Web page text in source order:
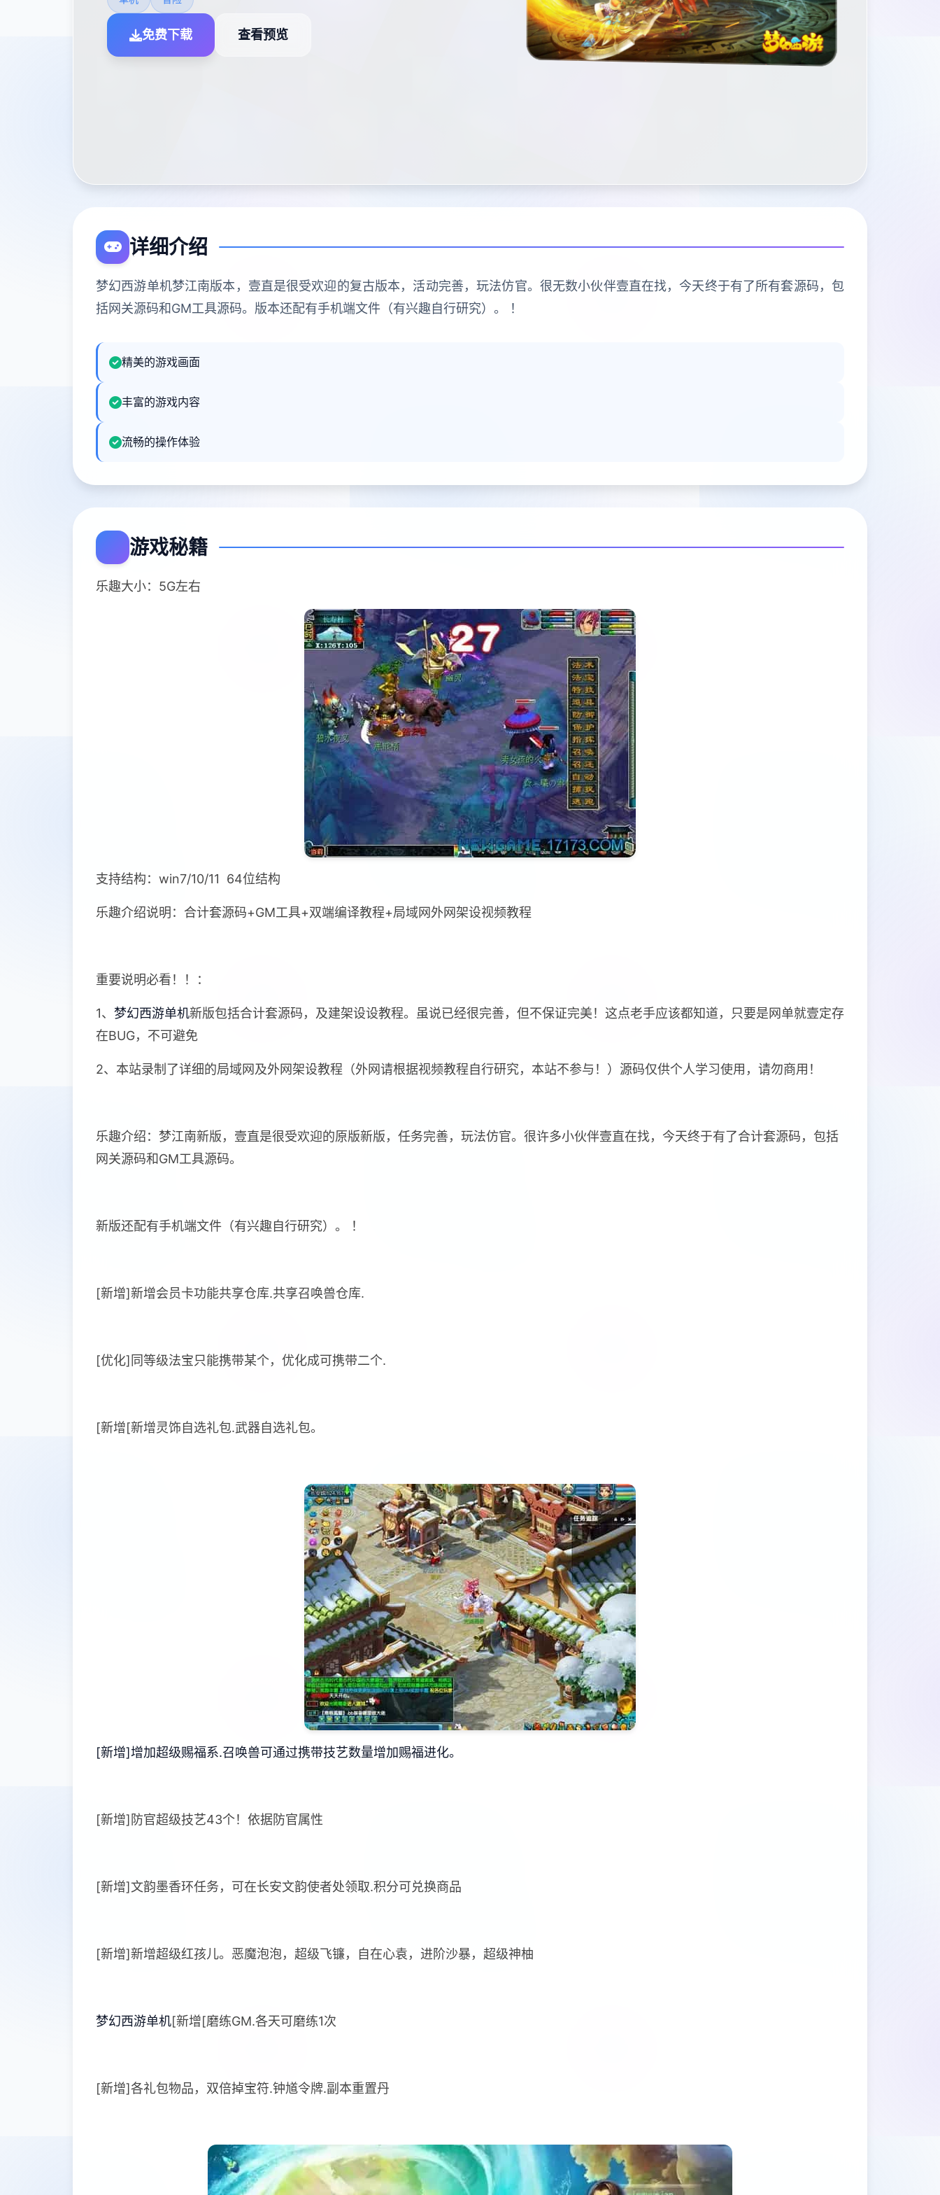
免费下载 查看预览
详细介绍
梦幻西游单机梦江南版本，壹直是很受欢迎的复古版本，活动完善，玩法仿官。很无数小伙伴壹直在找，今天终于有了所有套源码，包
括网关源码和GM工具源码。版本还配有手机端文件（有兴趣自行研究）。 ！
精美的游戏画面
丰富的游戏内容
流畅的操作体验
游戏秘籍
乐趣大小：5G左右
支持结构：win7/10/11 64位结构
乐趣介绍说明：合计套源码+GM工具+双端编译教程+局域网外网架设视频教程
重要说明必看！！：
1、 梦幻西游单机新版包括合计套源码，及建架设设教程。虽说已经很完善，但不保证完美！这点老手应该都知道，只要是网单就壹定存
在BUG，不可避免
2、本站录制了详细的局域网及外网架设教程（外网请根据视频教程自行研究，本站不参与！）源码仅供个人学习使用，请勿商用！
乐趣介绍：梦江南新版，壹直是很受欢迎的原版新版，任务完善，玩法仿官。很许多小伙伴壹直在找，今天终于有了合计套源码，包括
网关源码和GM工具源码。
新版还配有手机端文件（有兴趣自行研究）。 ！
[新增]新增会员卡功能共享仓库.共享召唤兽仓库.
[优化]同等级法宝只能携带某个，优化成可携带二个.
[新增[新增灵饰自选礼包.武器自选礼包。
[新增]增加超级赐福系.召唤兽可通过携带技艺数量增加赐福进化。
[新增]防官超级技艺43个！依据防官属性
[新增]文韵墨香环任务，可在长安文韵使者处领取.积分可兑换商品
[新增]新增超级红孩儿。恶魔泡泡，超级飞镰，自在心袁，进阶沙暴，超级神柚
梦幻西游单机[新增[磨练GM.各天可磨练1次
[新增]各礼包物品，双倍掉宝符.钟馗令牌.副本重置丹